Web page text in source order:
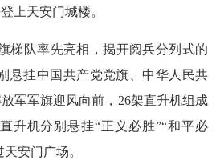
天安门城楼。
队率先亮相，揭开阅兵分列式的
挂中国共产党党旗、中华人民共
军军旗迎风向前，26架直升机组成
升机分别悬挂“正义必胜”“和平必
安门广场。